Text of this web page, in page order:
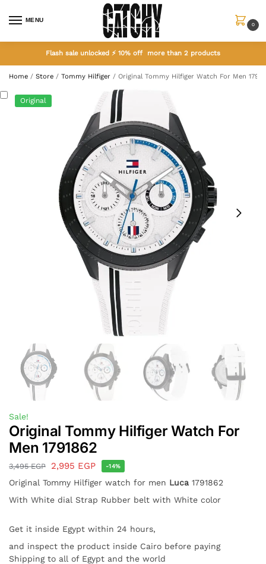
MENU
0
Flash sale unlocked ⚡ 10% off more than 2 products
Home / Store / Tommy Hilfiger / Original Tommy Hilfiger Watch For Men
Original
Sale!
Original Tommy Hilfiger Watch For
Men 1791862
3,495EGP 2,995 EGP -14%
Original Tommy Hilfiger watch for men Luca 1791862
With White dial Strap Rubber belt with White color
Get it inside Egypt within 24 hours,
and inspect the product inside Cairo before paying
Shipping to all of Egypt and the world